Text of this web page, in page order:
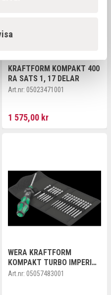
KRAFTFORM KOMPAKT 400
RA SATS 1, 17 DELAR
Art.nr: 05023471001
1 575,00 kr
WERA KRAFTFORM
KOMPAKT TURBO IMPERIAL
1
Art.nr: 05057483001